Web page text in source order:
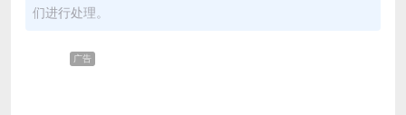
们进行处理。
广告